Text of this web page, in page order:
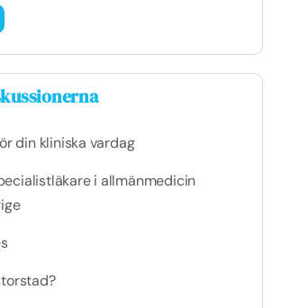
din kliniska vardag
i allmänmedicin